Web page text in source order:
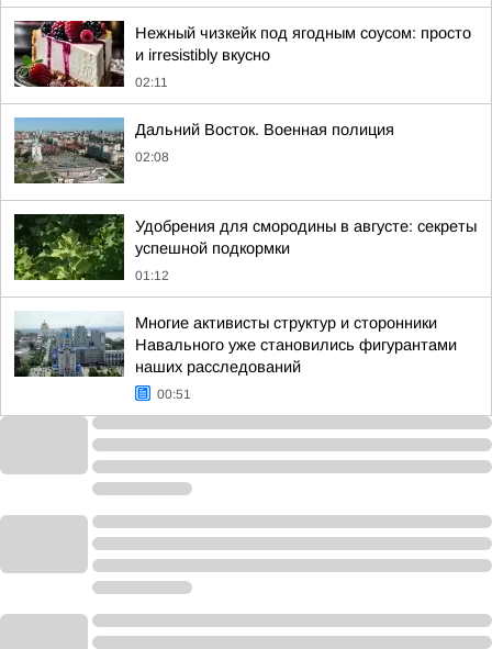
Нежный чизкейк под ягодным соусом: просто
и irresistibly вкусно
02:11
Дальний Восток. Военная полиция
02:08
Удобрения для смородины в августе: секреты
успешной подкормки
01:12
Многие активисты структур и сторонники
Навального уже становились фигурантами
наших расследований
00:51